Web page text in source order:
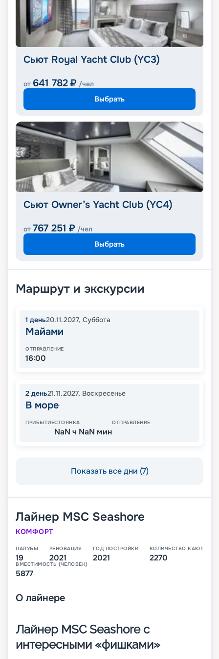
Сьют Royal Yacht Club (YC3)
от 641 782 ₽ /чел
Выбрать
Сьют Owner’s Yacht Club (YC4)
от 767 251 ₽ /чел
Выбрать
Маршрут и экскурсии
1 день20.11.2027, Суббота
Майами
ОТПРАВЛЕНИЕ
16:00
2 день21.11.2027, Воскресенье
В море
ПРИБЫТИЕСТОЯНКА
NaN ч NaN мин
ОТПРАВЛЕНИЕ
Показать все дни (7)
Лайнер MSC Seashore
КОМФОРТ
ПАЛУБЫ
19
РЕНОВАЦИЯ
2021
ГОД ПОСТРОЙКИ
2021
КОЛИЧЕСТВО КАЮТ
2270
ВМЕСТИМОСТЬ (ЧЕЛОВЕК)
5877
О лайнере
Лайнер MSC Seashore с
интересными «фишками»